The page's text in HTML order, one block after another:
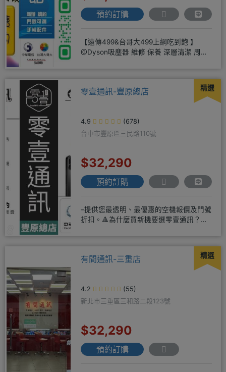
預約訂購
【遠傳499&台哥大499上網吃到飽 】
@Dyson吸塵器 維修 保養 深層清潔 周邊
精選
零壹通訊-豐原總店
4.9
(678)
台中市豐原區三民路110號
$32,290
預約訂購
–提供您最透明、最優惠的空機報價及門號
折扣。🔺為什麼買新機要選零壹通訊？
精選
有間通訊-三重店
4.2
(55)
新北市三重區三和路二段123號
$32,290
預約訂購